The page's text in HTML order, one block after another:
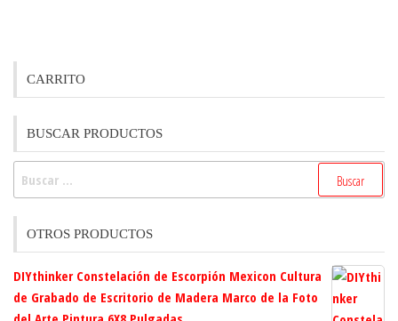
CARRITO
BUSCAR PRODUCTOS
OTROS PRODUCTOS
DIYthinker Constelación de Escorpión Mexicon Cultura
de Grabado de Escritorio de Madera Marco de la Foto